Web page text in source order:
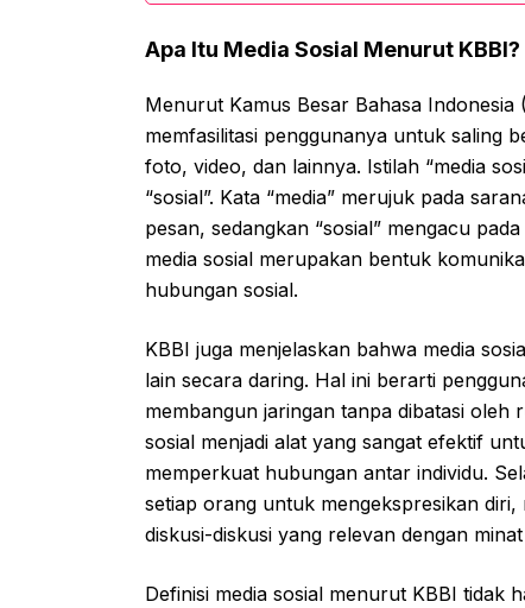
Apa Itu Media Sosial Menurut KBBI?
Menurut Kamus Besar Bahasa
memfasilitasi penggunanya untuk saling
foto, video, dan lainnya. Istilah “media
“sosial”. Kata “media” merujuk pada
pesan, sedangkan “sosial” mengacu
media sosial merupakan bentuk
hubungan sosial.
KBBI juga menjelaskan bahwa media
lain secara daring. Hal ini berarti
membangun jaringan tanpa dibatasi oleh
sosial menjadi alat yang sangat efektif
memperkuat hubungan antar individu.
setiap orang untuk mengekspresikan
diskusi-diskusi yang relevan dengan
Definisi media sosial menurut KBBI tidak